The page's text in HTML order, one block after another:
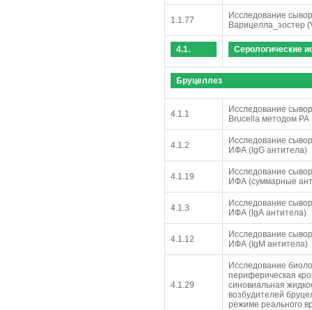
1.1.77
Исследование
Варицелла_зостер
4.1. Серологические
Бруцеллез
4.1.1
Исследование
Brucella методом РА
4.1.2
Исследование
ИФА (IgG антитела)
4.1.19
Исследование
ИФА (суммарные
4.1.3
Исследование
ИФА (IgА антитела)
4.1.12
Исследование
ИФА (IgМ антитела)
4.1.29
Исследование
периферическая
синовиальная
возбудителей
режиме реального